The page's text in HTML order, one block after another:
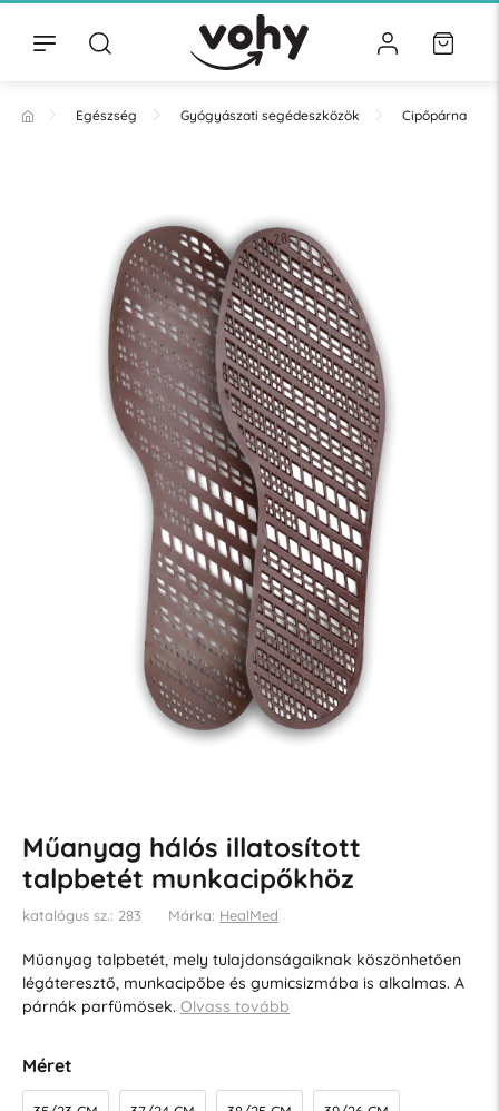
Egészség Gyógyászati segédeszközök Cipőpárna
Műanyag hálós illatosított
talpbetét munkacipőkhöz
katalógus sz.: 283 Márka: HealMed
Műanyag talpbetét, mely tulajdonságaiknak köszönhetően
légáteresztő, munkacipőbe és gumicsizmába is alkalmas. A
párnák parfümösek. Olvass tovább
Méret